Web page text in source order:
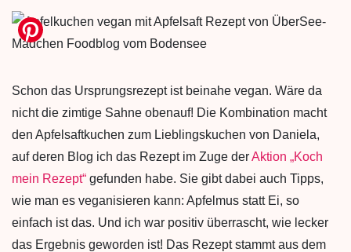
Schon das Ursprungsrezept ist beinahe vegan. Wäre da
nicht die zimtige Sahne obenauf! Die Kombination macht
den Apfelsaftkuchen zum Lieblingskuchen von Daniela,
auf deren Blog ich das Rezept im Zuge derAktion „Koch
mein Rezept“ gefunden habe. Sie gibt dabei auch Tipps,
wie man es veganisieren kann: Apfelmus statt Ei, so
einfach ist das. Und ich war positiv überrascht, wie lecker
das Ergebnis geworden ist! Das Rezept stammt aus dem